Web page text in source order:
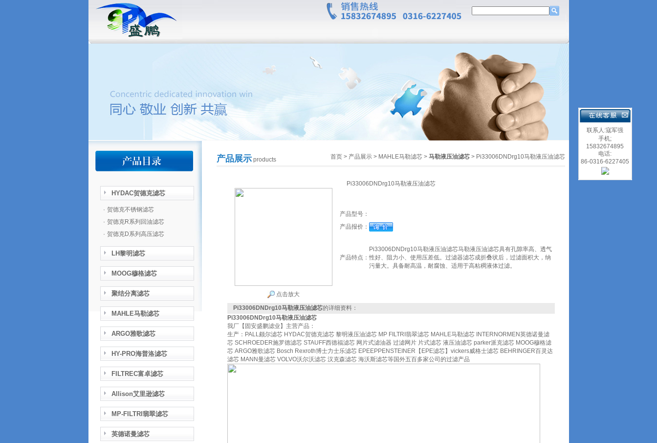
HYDAC贺德克滤芯
· 贺德克不锈钢滤芯
· 贺德克R系列回油滤芯
· 贺德克D系列高压滤芯
LH黎明滤芯
MOOG穆格滤芯
聚结分离滤芯
MAHLE马勒滤芯
ARGO雅歌滤芯
HY-PRO海普洛滤芯
FILTREC富卓滤芯
Allison艾里逊滤芯
MP-FILTRI翡翠滤芯
英德诺曼滤芯
产品展示 products 首页 > 产品展示 > MAHLE马勒滤芯 > 马勒液压油滤芯 > Pi33006DNDrg10马勒液压油滤芯
Pi33006DNDrg10马勒液压油滤芯
点击放大
产品型号：
产品报价：
产品特点：
Pi33006DNDrg10马勒液压油滤芯马勒液压油滤芯具有孔隙率高、透气
性好、阻力小、使用压差低。过滤器滤芯成折叠状后，过滤面积大，纳
污量大。具备耐高温，耐腐蚀、适用于高粘稠液体过滤。
Pi33006DNDrg10马勒液压油滤芯的详细资料：
Pi33006DNDrg10马勒液压油滤芯
我厂【固安盛鹏滤业】主营产品：
生产：PALL颇尔滤芯 HYDAC贺德克滤芯 黎明液压油滤芯 MP FILTRI翡翠滤芯 MAHLE马勒滤芯 INTERNORMEN英德诺曼滤
芯 SCHROEDER施罗德滤芯 STAUFF西德福滤芯 网片式滤油器 过滤网片 片式滤芯 液压油滤芯 parker派克滤芯 MOOG穆格滤
芯 ARGO雅歌滤芯 Bosch Rexroth博士力士乐滤芯 EPEEPPENSTEINER【EPE滤芯】vickers威格士滤芯 BEHRINGER百灵达
滤芯 MANN曼滤芯 VOLVO沃尔沃滤芯 汉克森滤芯 海沃斯滤芯等国外五百多家公司的过滤产品
联系人:寇军强
手机;
15832674895
电话:
86-0316-6227405